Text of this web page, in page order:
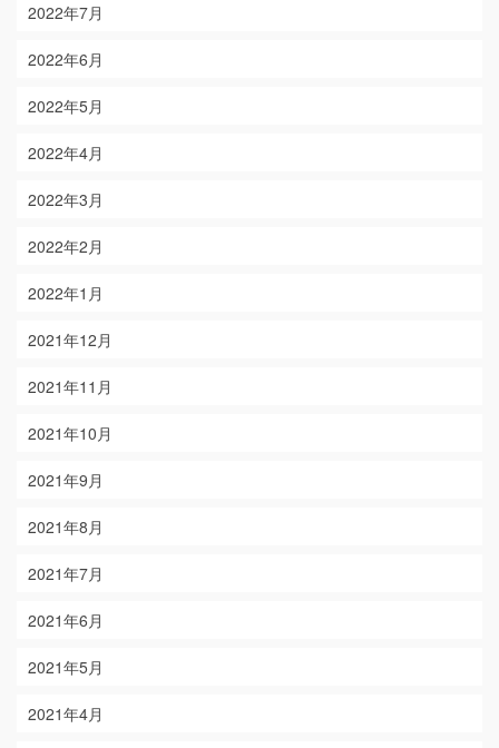
2022年7月
2022年6月
2022年5月
2022年4月
2022年3月
2022年2月
2022年1月
2021年12月
2021年11月
2021年10月
2021年9月
2021年8月
2021年7月
2021年6月
2021年5月
2021年4月